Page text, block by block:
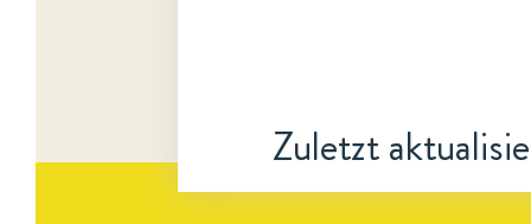
Zuletzt